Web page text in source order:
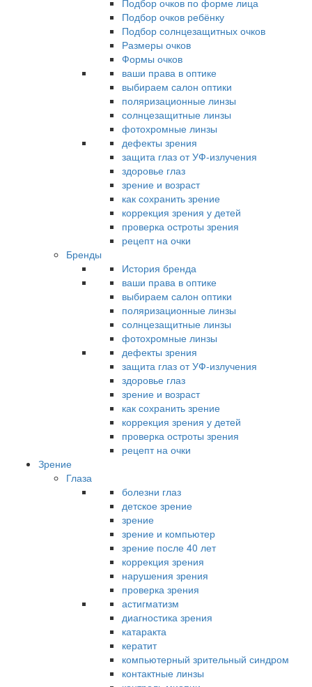
Подбор очков по форме лица
Подбор очков ребёнку
Подбор солнцезащитных очков
Размеры очков
Формы очков
ваши права в оптике
выбираем салон оптики
поляризационные линзы
солнцезащитные линзы
фотохромные линзы
дефекты зрения
защита глаз от УФ-излучения
здоровье глаз
зрение и возраст
как сохранить зрение
коррекция зрения у детей
проверка остроты зрения
рецепт на очки
Бренды
История бренда
ваши права в оптике
выбираем салон оптики
поляризационные линзы
солнцезащитные линзы
фотохромные линзы
дефекты зрения
защита глаз от УФ-излучения
здоровье глаз
зрение и возраст
как сохранить зрение
коррекция зрения у детей
проверка остроты зрения
рецепт на очки
Зрение
Глаза
болезни глаз
детское зрение
зрение
зрение и компьютер
зрение после 40 лет
коррекция зрения
нарушения зрения
проверка зрения
астигматизм
диагностика зрения
катаракта
кератит
компьютерный зрительный синдром
контактные линзы